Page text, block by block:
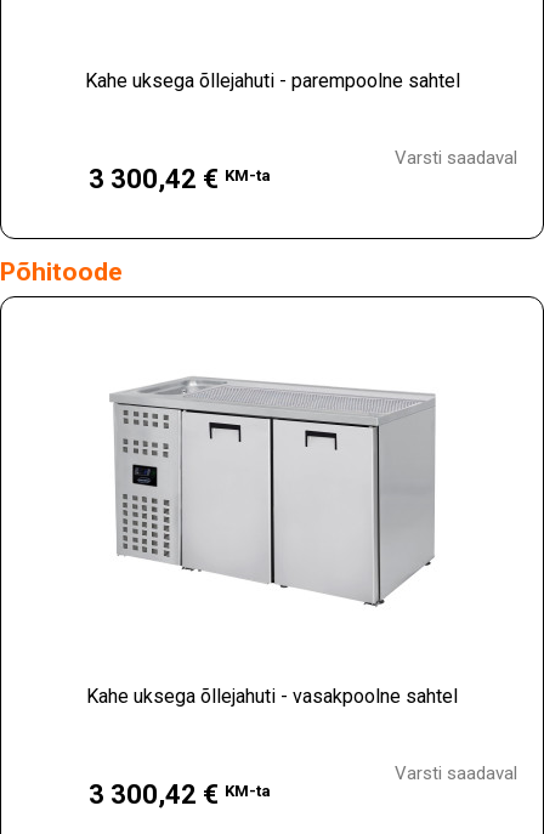
Kahe uksega õllejahuti - parempoolne sahtel
3 300,42 € KM-ta
Varsti saadaval
Põhitoode
Kahe uksega õllejahuti - vasakpoolne sahtel
3 300,42 € KM-ta
Varsti saadaval